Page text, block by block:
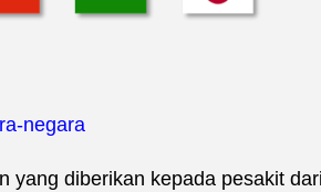
negara
yang diberikan kepada pesakit